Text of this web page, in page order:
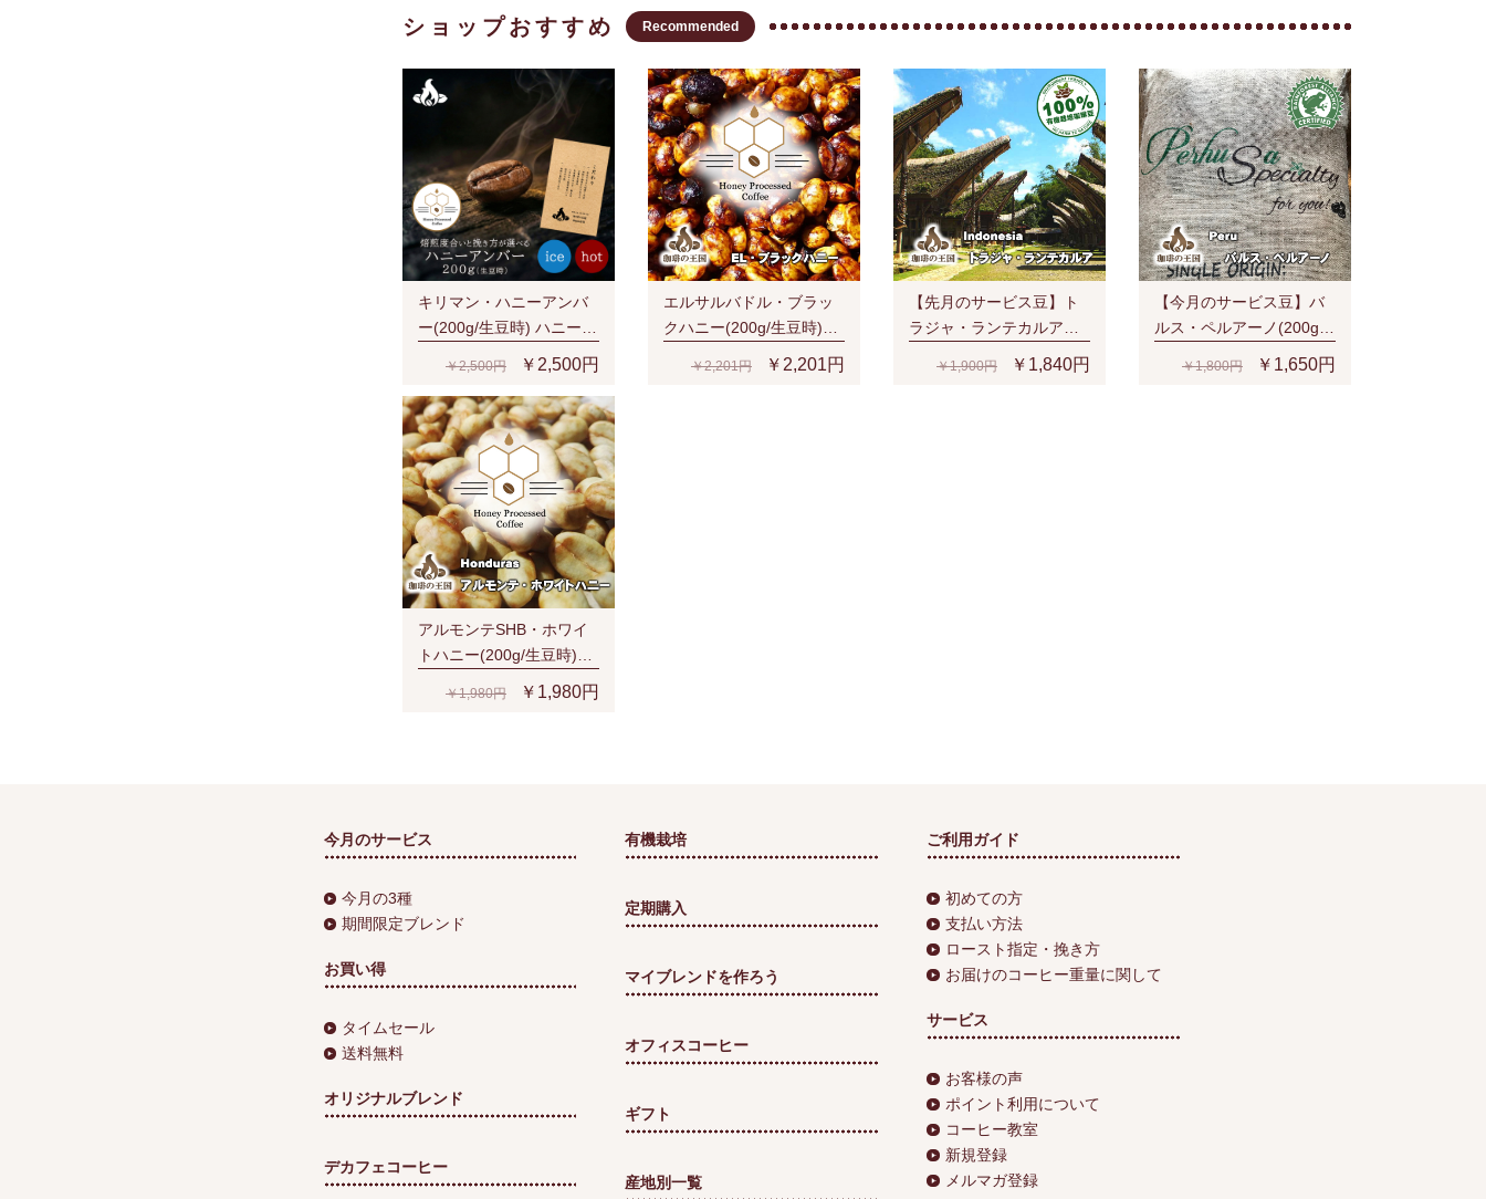
ショップおすすめ Recommended
キリマン・ハニーアンバ
ー(200g/生豆時) ハニープ
￥2,500円 ￥2,500円
エルサルバドル・ブラッ
クハニー(200g/生豆時)ハ
￥2,201円 ￥2,201円
【先月のサービス豆】ト
ラジャ・ランテカルア
(200g/生豆時)有機栽培コ
ーヒー豆 無農薬
￥1,900円 ￥1,840円
【今月のサービス豆】バ
ルス・ペルアーノ(200g/
生豆時)RA認証 スペシャ
ルティ 芳醇な香り
￥1,800円 ￥1,650円
アルモンテSHB・ホワイ
トハニー(200g/生豆時)ハ
￥1,980円 ￥1,980円
今月のサービス
今月の3種
期間限定ブレンド
お買い得
タイムセール
送料無料
オリジナルブレンド
デカフェコーヒー
有機栽培
定期購入
マイブレンドを作ろう
オフィスコーヒー
ギフト
産地別一覧
ご利用ガイド
初めての方
支払い方法
ロースト指定・挽き方
お届けのコーヒー重量に関して
サービス
お客様の声
ポイント利用について
コーヒー教室
新規登録
メルマガ登録